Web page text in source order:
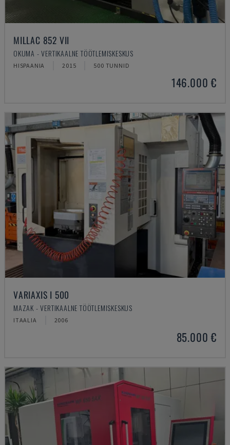
MILLAC 852 VII
OKUMA - VERTIKAALNE TÖÖTLEMISKESKUS
HISPAANIA 2015 500 TUNNID
146.000 €
VARIAXIS I 500
MAZAK - VERTIKAALNE TÖÖTLEMISKESKUS
ITAALIA 2006
85.000 €